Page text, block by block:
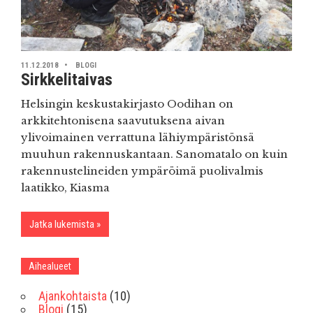
11.12.2018 BLOGI
Sirkkelitaivas
Helsingin keskustakirjasto Oodihan on
arkkitehtonisena saavutuksena aivan
ylivoimainen verrattuna lähiympäristönsä
muuhun rakennuskantaan. Sanomatalo on kuin
rakennustelineiden ympäröimä puolivalmis
laatikko, Kiasma
Jatka lukemista
Aihealueet
Ajankohtaista (10)
Blogi (15)